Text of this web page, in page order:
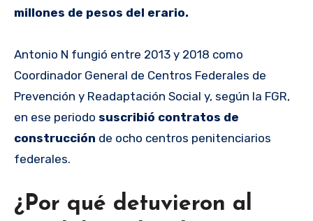
millones de pesos del erario.
Antonio N fungió entre 2013 y 2018 como
Coordinador General de Centros Federales de
Prevención y Readaptación Social y, según la FGR,
en ese periodo suscribió contratos de
construcción de ocho centros penitenciarios
federales.
¿Por qué detuvieron al